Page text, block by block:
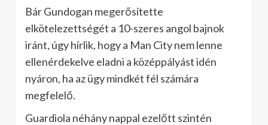
Bár Gundogan megerősítette
elkötelezettségét a 10-szeres angol bajnok
iránt, úgy hírlik, hogy a Man City nem lenne
ellenérdekelve eladni a középpályást idén
nyáron, ha az ügy mindkét fél számára
megfelelő.
Guardiola néhány nappal ezelőtt szintén